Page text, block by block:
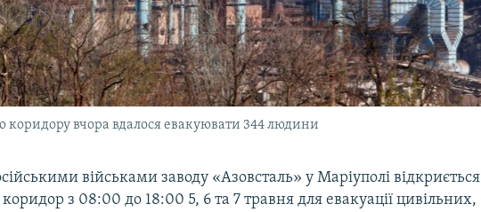
коридору вчора вдалося евакуювати 344 людини
військами заводу «Азовсталь» у Маріуполі відкриється
з 08:00 до 18:00 5, 6 та 7 травня для евакуації цивільних,